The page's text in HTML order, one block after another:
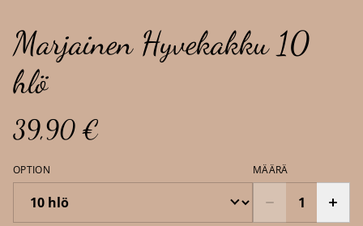
Marjainen Hyvekakku 10
hlö
39,90 €
OPTION MÄÄRÄ